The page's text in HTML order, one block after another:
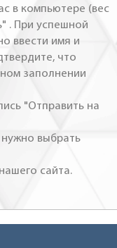
в компьютере (вес
. При успешной
ввести имя и
что
заполнении
"Отправить на
нужно выбрать
сайта.